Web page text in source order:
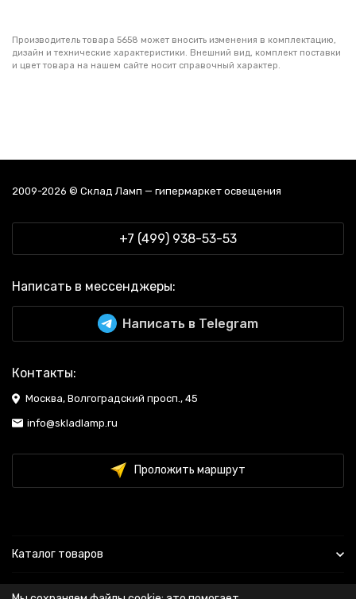
Производитель товара 5658 может вносить изменения в комплектацию,
дизайн и технические характеристики. Внешний вид, комплект поставки
и цвет товара на нашем сайте носит справочный характер.
2009-2026 © Склад Ламп — гипермаркет освещения
+7 (499) 938-53-53
Написать в мессенджеры:
Написать в Telegram
Контакты:
Москва, Волгоградский просп., 45
info@skladlamp.ru
Проложить маршрут
Каталог товаров
Информация